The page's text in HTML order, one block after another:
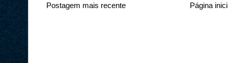
Postagem mais recente Página